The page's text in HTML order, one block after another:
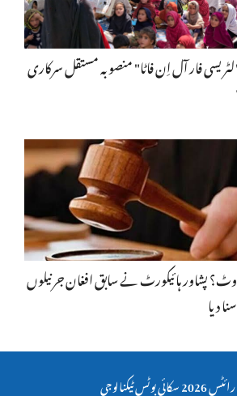
"لٹریسی فار آل اِن فاٹا" منصوبہ مستقل سرکاری
پشاور ہائیکورٹ نے سابق افغان جرنیلوں
دیا
2026 سکائی بوٹس ٹیکنالوجی